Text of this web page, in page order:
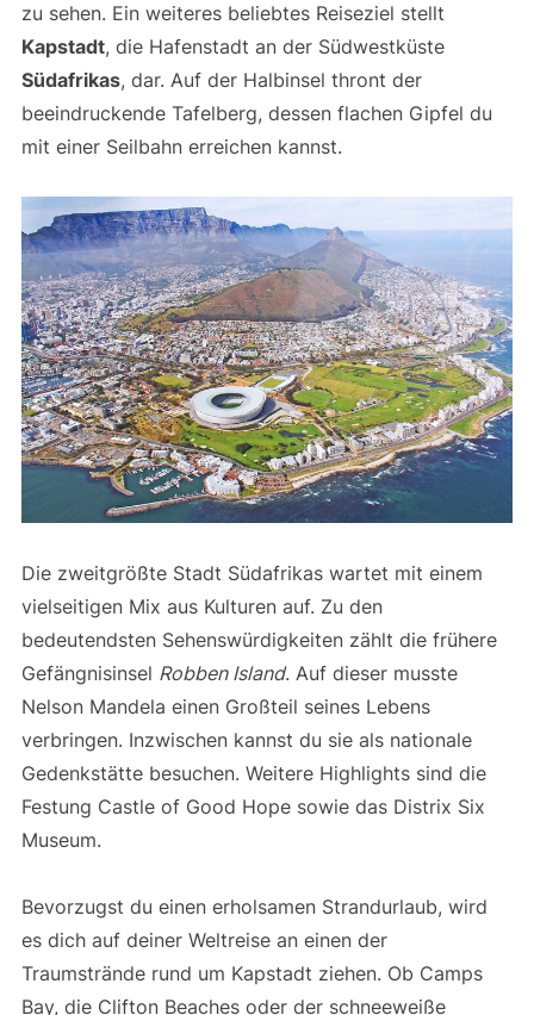
zu sehen. Ein weiteres beliebtes Reiseziel stellt
Kapstadt, die Hafenstadt an der Südwestküste
Südafrikas, dar. Auf der Halbinsel thront der
beeindruckende Tafelberg, dessen flachen Gipfel du
mit einer Seilbahn erreichen kannst.
Die zweitgrößte Stadt Südafrikas wartet mit einem
vielseitigen Mix aus Kulturen auf. Zu den
bedeutendsten Sehenswürdigkeiten zählt die frühere
Gefängnisinsel Robben Island. Auf dieser musste
Nelson Mandela einen Großteil seines Lebens
verbringen. Inzwischen kannst du sie als nationale
Gedenkstätte besuchen. Weitere Highlights sind die
Festung Castle of Good Hope sowie das Distrix Six
Museum.
Bevorzugst du einen erholsamen Strandurlaub, wird
es dich auf deiner Weltreise an einen der
Traumstrände rund um Kapstadt ziehen. Ob Camps
Bay, die Clifton Beaches oder der schneeweiße